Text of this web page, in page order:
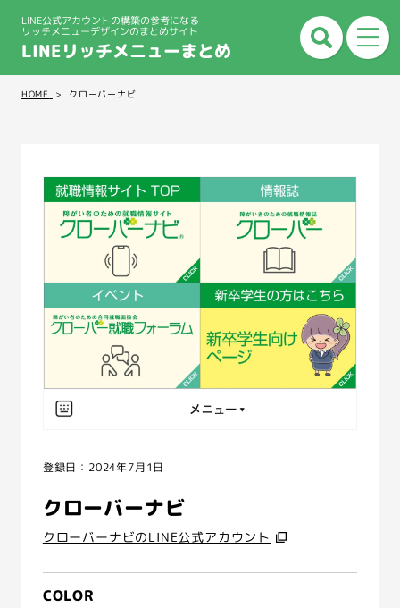
LINE公式アカウントの構築の参考になる
リッチメニューデザインのまとめサイト
LINEリッチメニューまとめ
HOME クローバーナビ
登録日：2024年7月1日
クローバーナビ
クローバーナビのLINE公式アカウント
COLOR